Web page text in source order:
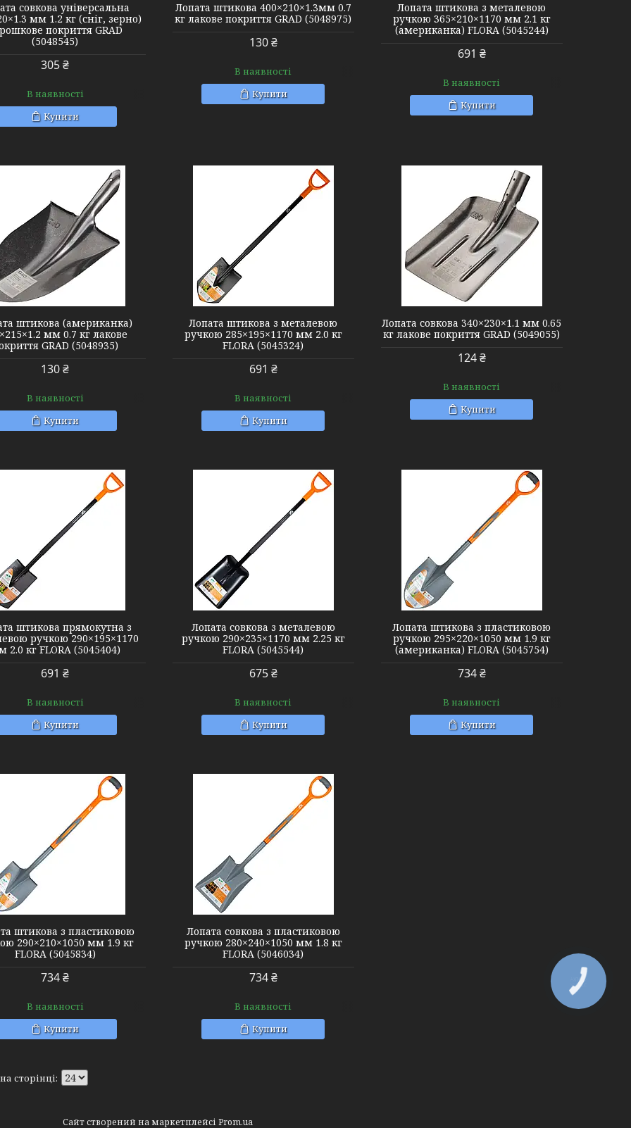
совкова універсальна
мм 1.2 кг (сніг, зерно)
покриття GRAD
(5048545)
305 ₴
В наявності
Купити
Лопата штикова 400×210×1.3мм 0.7
кг лакове покриття GRAD (5048975)
130 ₴
В наявності
Купити
Лопата штикова з металевою
ручкою 365×210×1170 мм 2.1 кг
(американка) FLORA (5045244)
691 ₴
В наявності
Купити
штикова (американка)
мм 0.7 кг лакове
GRAD (5048935)
130 ₴
В наявності
Купити
5045324
Лопата штикова з металевою
ручкою 285×195×1170 мм 2.0 кг
FLORA (5045324)
691 ₴
В наявності
Купити
Лопата совкова 340×230×1.1 мм 0.65
кг лакове покриття GRAD (5049055)
124 ₴
В наявності
Купити
штикова прямокутна з
ручкою 290×195×1170
2.0 кг FLORA (5045404)
691 ₴
В наявності
Купити
Лопата совкова з металевою
ручкою 290×235×1170 мм 2.25 кг
FLORA (5045544)
675 ₴
В наявності
Купити
Лопата штикова з пластиковою
ручкою 295×220×1050 мм 1.9 кг
(американка) FLORA (5045754)
734 ₴
В наявності
Купити
штикова з пластиковою
290×210×1050 мм 1.9 кг
FLORA (5045834)
734 ₴
В наявності
Купити
Лопата совкова з пластиковою
ручкою 280×240×1050 мм 1.8 кг
FLORA (5046034)
734 ₴
В наявності
Купити
Сайт створений на маркетплейсі Prom.ua
КНОПКА
ЗВ'ЯЗКУ